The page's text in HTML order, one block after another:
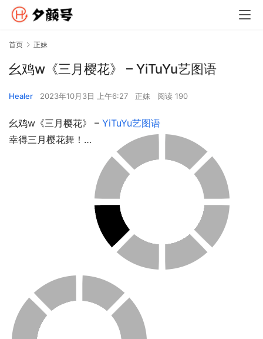
首页 正妹
幺鸡w《三月樱花》 – YiTuYu艺图语
Healer 2023年10月3日 上午6:27 正妹 阅读 190
幺鸡w《三月樱花》 – YiTuYu艺图语
幸得三月樱花舞！…